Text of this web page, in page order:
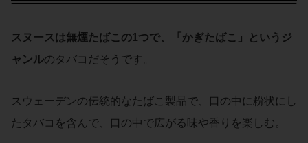
スヌースは無煙たばこ の1つで、「 かぎたばこ 」というジ
ャンルのタバコだそうです。
スウェーデンの伝統的なたばこ製品で、口の中に粉状にし
たタバコを含んで、口の中で広がる味や香りを楽しむ。